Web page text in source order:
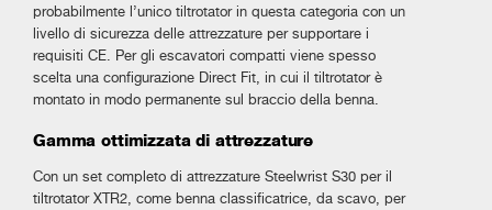
probabilmente l’unico tiltrotator in questa categoria con un
livello di sicurezza delle attrezzature per supportare i
requisiti CE. Per gli escavatori compatti viene spesso
scelta una configurazione Direct Fit, in cui il tiltrotator è
montato in modo permanente sul braccio della benna.
Gamma ottimizzata di attrezzature
Con un set completo di attrezzature Steelwrist S30 per il
tiltrotator XTR2, come benna classificatrice, da scavo, per